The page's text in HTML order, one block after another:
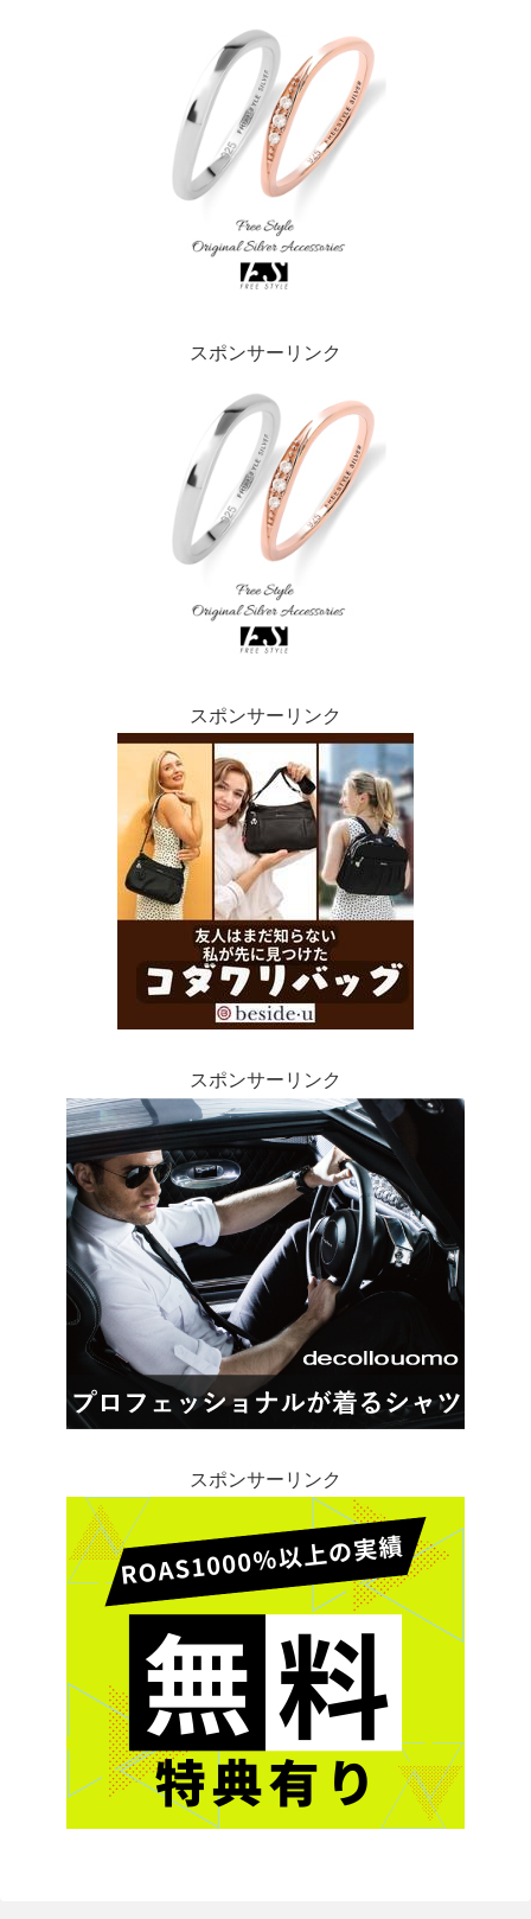
スポンサーリンク
スポンサーリンク
スポンサーリンク
スポンサーリンク